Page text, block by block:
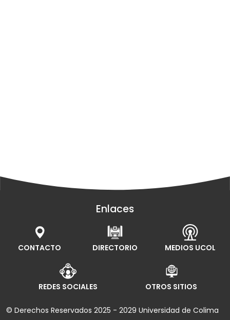
Enlaces
CONTACTO DIRECTORIO MEDIOS UCOL
REDES SOCIALES OTROS SITIOS
© Derechos Reservados 2025 - 2029 Universidad de Colima